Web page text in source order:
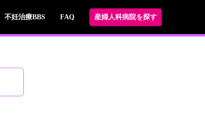
不妊治療BBS FAQ 産婦人科病院を探す